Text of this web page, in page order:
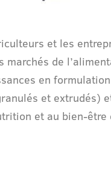
et les
de
en
et extrudés)
et au bien-être